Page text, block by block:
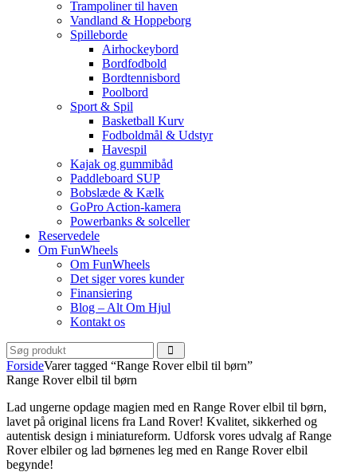
Trampoliner til haven
Vandland & Hoppeborg
Spilleborde
Airhockeybord
Bordfodbold
Bordtennisbord
Poolbord
Sport & Spil
Basketball Kurv
Fodboldmål & Udstyr
Havespil
Kajak og gummibåd
Paddleboard SUP
Bobslæde & Kælk
GoPro Action-kamera
Powerbanks & solceller
Reservedele
Om FunWheels
Om FunWheels
Det siger vores kunder
Finansiering
Blog – Alt Om Hjul
Kontakt os
ForsideVarer tagged “Range Rover elbil til børn”
Range Rover elbil til børn
Lad ungerne opdage magien med en Range Rover elbil til børn,
lavet på original licens fra Land Rover! Kvalitet, sikkerhed og
autentisk design i miniatureform. Udforsk vores udvalg af Range
Rover elbiler og lad børnenes leg med en Range Rover elbil
begynde!